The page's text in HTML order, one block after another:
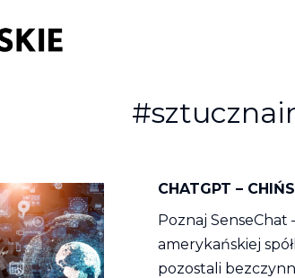
CHATGPT –
Poznaj SenseChat
amerykańskiej
pozostali